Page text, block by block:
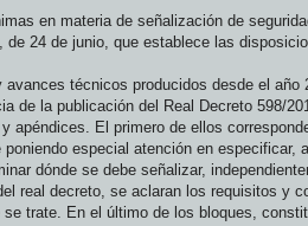
en materia de señalización de
24 de junio, que establece las
técnicos producidos desde el año
de la publicación del Real Decreto 598/
El primero de ellos
especial atención en especificar,
dónde se debe señalizar,
real decreto, se aclaran los requisitos y
trate. En el último de los bloques,